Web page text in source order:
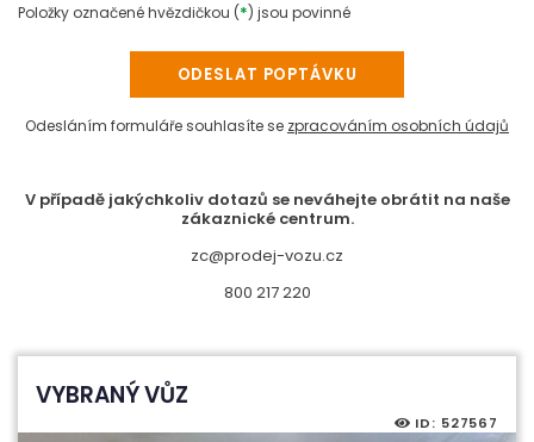
Položky označené hvězdičkou (*) jsou povinné
ODESLAT POPTÁVKU
Odesláním formuláře souhlasíte se zpracováním osobních údajů
V případě jakýchkoliv dotazů se neváhejte obrátit na naše
zákaznické centrum.
zc@prodej-vozu.cz
800 217 220
VYBRANÝ VŮZ
ID: 527567